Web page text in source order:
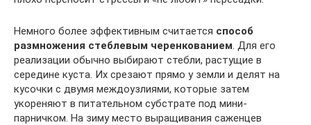
Немного более эффективным считается способ
размножения стеблевым черенкованием. Для его
реализации обычно выбирают стебли, растущие в
середине куста. Их срезают прямо у земли и делят на
кусочки с двумя междоузлиями, которые затем
укореняют в питательном субстрате под мини-
парничком. На зиму место выращивания саженцев